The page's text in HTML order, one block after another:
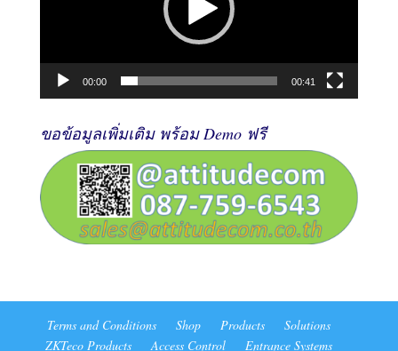
00:00 00:41
ขอข้อมูลเพิ่มเติม พร้อม Demo ฟรี
Terms and Conditions Shop Products
Solutions
ZKTeco Products
Access Control
Entrance Systems